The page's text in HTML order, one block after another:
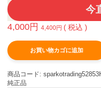
今
4,000円 4,400円 ( 税込 )
お買い物カゴに追加
商品コード:
純正品